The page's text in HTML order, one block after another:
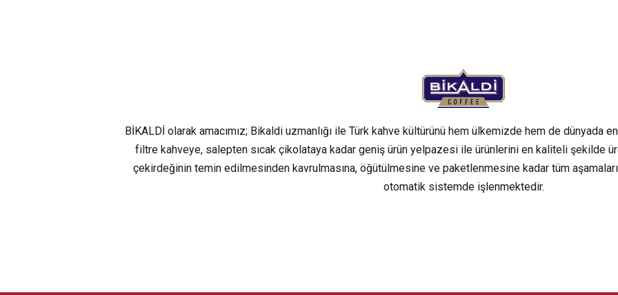
BİKALDİ olarak amacımız; Bikaldi uzmanlığı ile Türk kahve kültürünü hem ülkemizde hem de dünyada
filtre kahveye, salepten sıcak çikolataya kadar geniş ürün yelpazesi ile ürünlerini en kaliteli şekilde
çekirdeğinin temin edilmesinden kavrulmasına, öğütülmesine ve paketlenmesine kadar tüm
otomatik sistemde işlenmektedir.